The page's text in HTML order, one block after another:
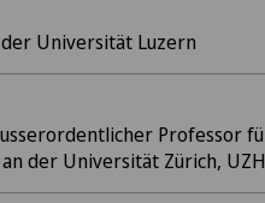
Universität Luzern
Professor
der Universität Zürich, UZH